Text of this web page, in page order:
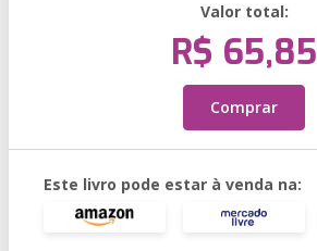
Valor total:
R$ 65,85
Comprar
Este livro pode estar à venda na: